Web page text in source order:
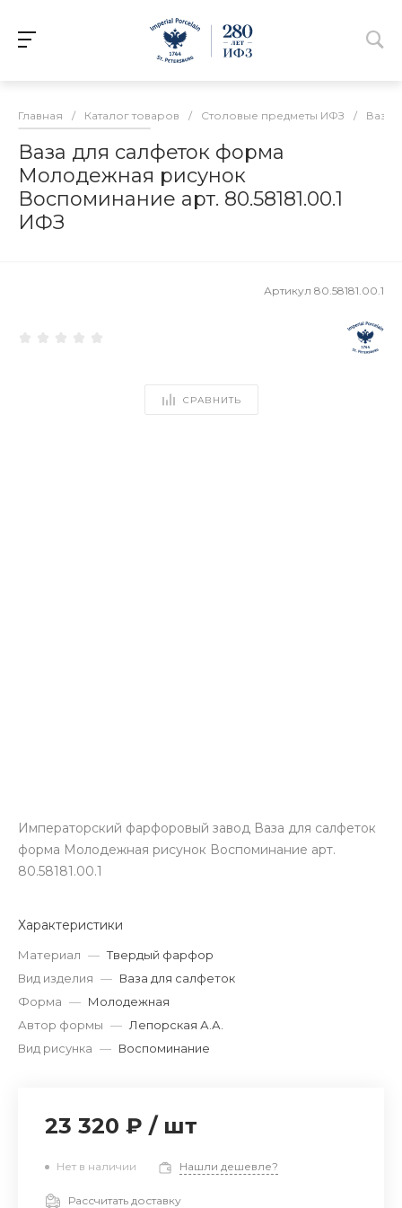
Главная / Каталог товаров / Столовые предметы ИФЗ / Вазы
Ваза для салфеток форма
Молодежная рисунок
Воспоминание арт. 80.58181.00.1
ИФЗ
Артикул 80.58181.00.1
СРАВНИТЬ
Императорский фарфоровый завод Ваза для салфеток
форма Молодежная рисунок Воспоминание арт.
80.58181.00.1
Характеристики
Материал — Твердый фарфор
Вид изделия — Ваза для салфеток
Форма — Молодежная
Автор формы — Лепорская А.А.
Вид рисунка — Воспоминание
23 320 ₽ / шт
Нет в наличии Нашли дешевле?
Рассчитать доставку